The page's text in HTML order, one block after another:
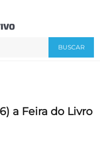
BUSCAR
a Feira do Livro